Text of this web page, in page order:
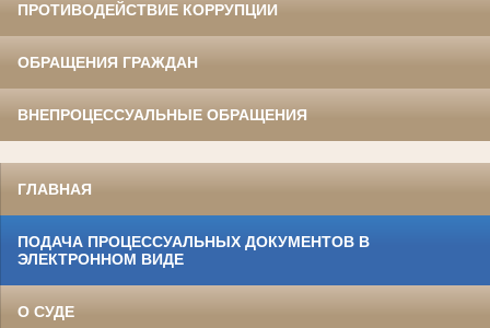
ПРОТИВОДЕЙСТВИЕ КОРРУПЦИИ
ОБРАЩЕНИЯ ГРАЖДАН
ВНЕПРОЦЕССУАЛЬНЫЕ ОБРАЩЕНИЯ
ГЛАВНАЯ
ПОДАЧА ПРОЦЕССУАЛЬНЫХ ДОКУМЕНТОВ В
ЭЛЕКТРОННОМ ВИДЕ
О СУДЕ